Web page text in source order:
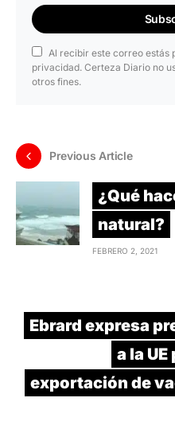
Al recibir este correo estás
privacidad. Certeza Diario no
otros fines.
Previous Article
¿Qué
natural?
FEBRERO 2, 2021
Ebrard expresa
a la
exportación de